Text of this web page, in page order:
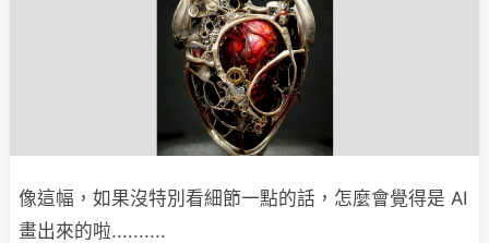
像這幅，如果沒特別看細節一點的話，怎麼會覺得是 AI
畫出來的啦..........